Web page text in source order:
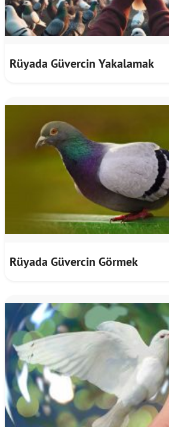
Rüyada Güvercin Yakalamak
Rüyada Güvercin Görmek